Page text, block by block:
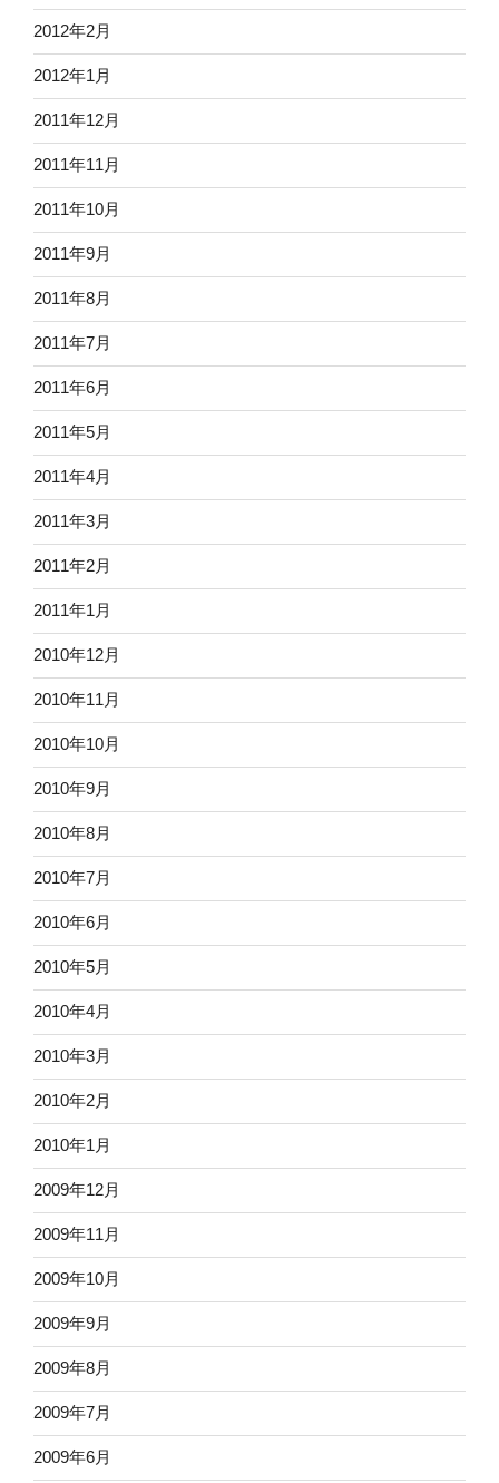
2012年2月
2012年1月
2011年12月
2011年11月
2011年10月
2011年9月
2011年8月
2011年7月
2011年6月
2011年5月
2011年4月
2011年3月
2011年2月
2011年1月
2010年12月
2010年11月
2010年10月
2010年9月
2010年8月
2010年7月
2010年6月
2010年5月
2010年4月
2010年3月
2010年2月
2010年1月
2009年12月
2009年11月
2009年10月
2009年9月
2009年8月
2009年7月
2009年6月